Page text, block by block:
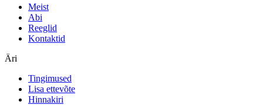
Meist
Abi
Reeglid
Kontaktid
Äri
Tingimused
Lisa ettevõte
Hinnakiri